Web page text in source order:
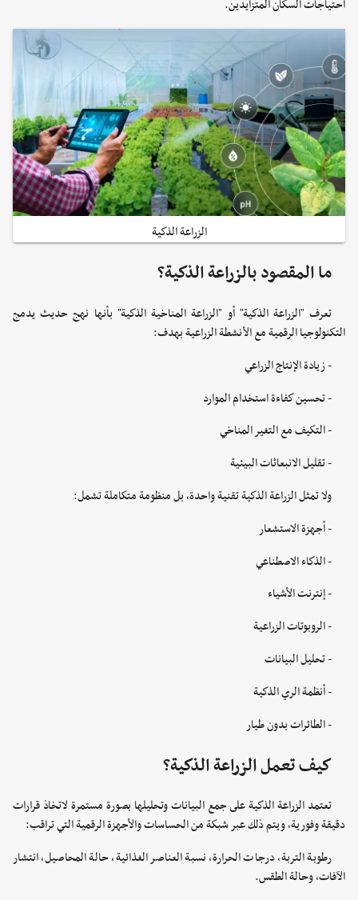
احتياجات السكان المتزايدين.
الزراعة الذكية
ما المقصود بالزراعة الذكية؟
تعرف "الزراعة الذكية" أو "الزراعة المناخية الذكية" بأنها نهج حديث يدمج
التكنولوجيا الرقمية مع الأنشطة الزراعية بهدف:
- زيادة الإنتاج الزراعي
- تحسين كفاءة استخدام الموارد
- التكيف مع التغير المناخي
- تقليل الانبعاثات البيئية
ولا تمثل الزراعة الذكية تقنية واحدة، بل منظومة متكاملة تشمل:
- أجهزة الاستشعار
- الذكاء الاصطناعي
- إنترنت الأشياء
- الروبوتات الزراعية
- تحليل البيانات
- أنظمة الري الذكية
- الطائرات بدون طيار
كيف تعمل الزراعة الذكية؟
تعتمد الزراعة الذكية على جمع البيانات وتحليلها بصورة مستمرة لاتخاذ قرارات
دقيقة وفورية، ويتم ذلك عبر شبكة من الحساسات والأجهزة الرقمية التي تراقب:
رطوبة التربة، درجات الحرارة، نسبة العناصر الغذائية، حالة المحاصيل، انتشار
الآفات، وحالة الطقس.